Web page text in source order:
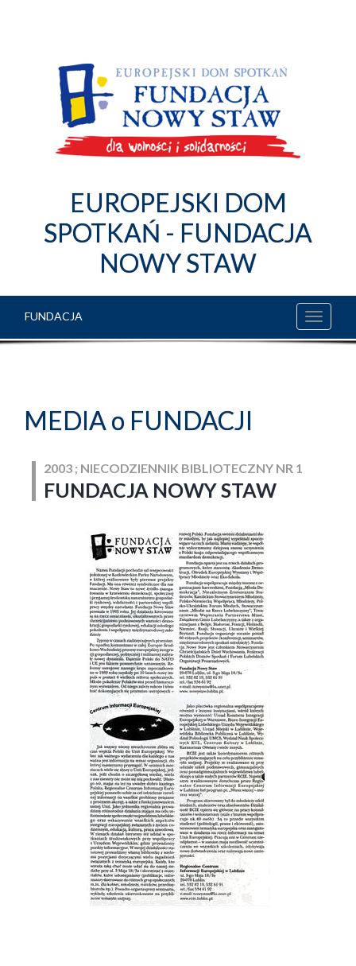
EUROPEJSKI DOM
SPOTKAŃ - FUNDACJA
NOWY STAW
FUNDACJA
MEDIA o FUNDACJI
2003 ; NIECODZIENNIK BIBLIOTECZNY NR 1
FUNDACJA NOWY STAW